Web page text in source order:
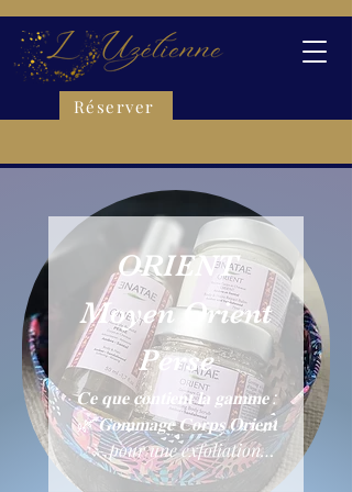
Réserver
ORIENT
Moyen Orient
Perse
𝐂𝐞 𝐪𝐮𝐞 𝐜𝐨𝐧𝐭𝐢𝐞𝐧𝐭 𝐥𝐚 𝐠𝐚𝐦𝐦𝐞 :
🌿 𝐆𝐨𝐦𝐦𝐚𝐠𝐞 𝐂𝐨𝐫𝐩𝐬 𝐎𝐫𝐢𝐞𝐧𝐭
– pour une exfoliation
douce et parfumée. 💧